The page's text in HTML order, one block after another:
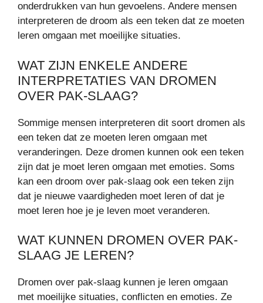
onderdrukken van hun gevoelens. Andere mensen
interpreteren de droom als een teken dat ze moeten
leren omgaan met moeilijke situaties.
WAT ZIJN ENKELE ANDERE
INTERPRETATIES VAN DROMEN
OVER PAK-SLAAG?
Sommige mensen interpreteren dit soort dromen als
een teken dat ze moeten leren omgaan met
veranderingen. Deze dromen kunnen ook een teken
zijn dat je moet leren omgaan met emoties. Soms
kan een droom over pak-slaag ook een teken zijn
dat je nieuwe vaardigheden moet leren of dat je
moet leren hoe je je leven moet veranderen.
WAT KUNNEN DROMEN OVER PAK-
SLAAG JE LEREN?
Dromen over pak-slaag kunnen je leren omgaan
met moeilijke situaties, conflicten en emoties. Ze